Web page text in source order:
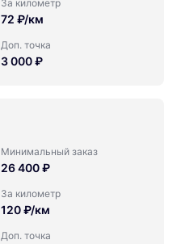
За километр
72 ₽/км
Доп. точка
3 000 ₽
Минимальный заказ
26 400 ₽
За километр
120 ₽/км
Доп. точка